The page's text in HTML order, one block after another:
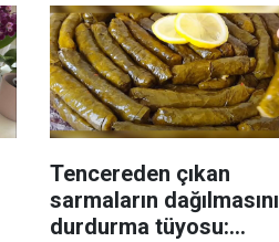
Tencereden çıkan
sarmaların dağılmasını
durdurma tüyosu: